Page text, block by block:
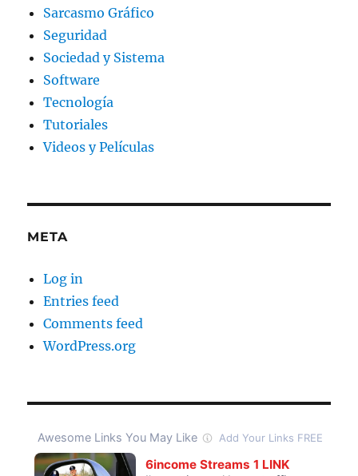
Sarcasmo Gráfico
Seguridad
Sociedad y Sistema
Software
Tecnología
Tutoriales
Videos y Películas
META
Log in
Entries feed
Comments feed
WordPress.org